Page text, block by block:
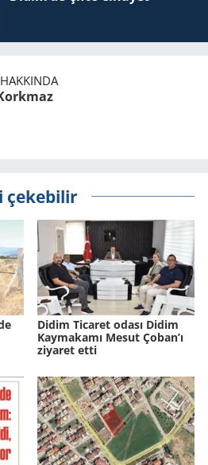
çekebilir
Didim Ticaret odası Didim
Kaymakamı Mesut Çoban’ı
ziyaret etti